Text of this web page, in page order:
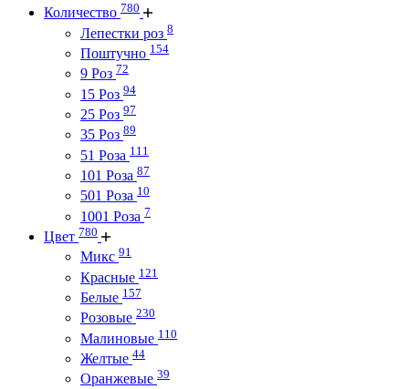
Количество 780
Лепестки роз 8
Поштучно 154
9 Роз 72
15 Роз 94
25 Роз 97
35 Роз 89
51 Роза 111
101 Роза 87
501 Роза 10
1001 Роза 7
Цвет 780
Микс 91
Красные 121
Белые 157
Розовые 230
Малиновые 110
Желтые 44
Оранжевые 39